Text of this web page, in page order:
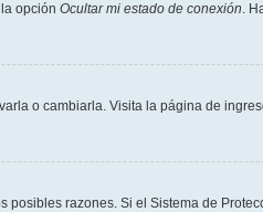
opción Ocultar mi estado de conexión.
o cambiarla. Visita la página de
razones. Si el Sistema de